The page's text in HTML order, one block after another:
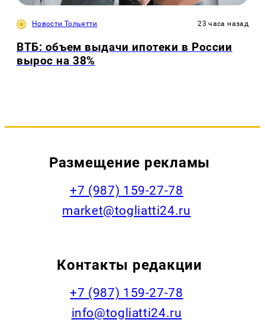
Новости Тольятти 23 часа назад
ВТБ: объем выдачи ипотеки в России
вырос на 38%
Размещение рекламы
+7 (987) 159-27-78
market@togliatti24.ru
Контакты редакции
+7 (987) 159-27-78
info@togliatti24.ru